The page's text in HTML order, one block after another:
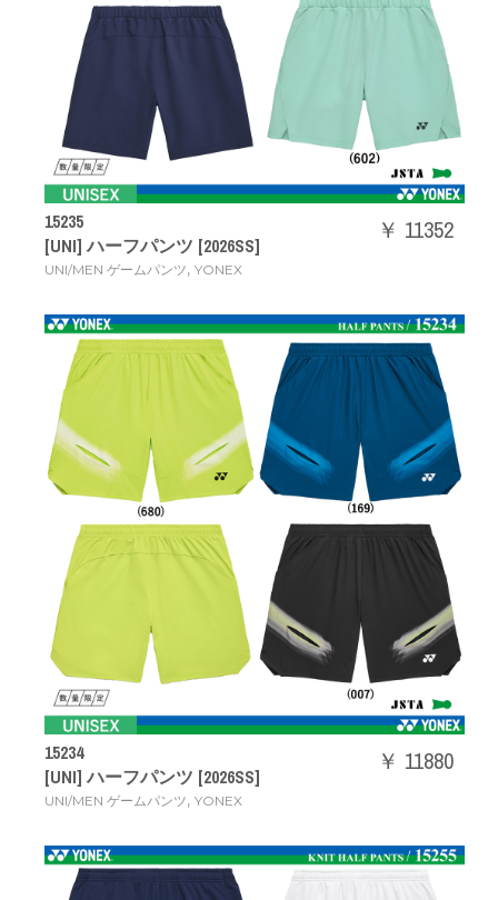
15235
[UNI] ハーフパンツ [2026SS]
UNI/MEN ゲームパンツ, YONEX
￥ 11352
15234
[UNI] ハーフパンツ [2026SS]
UNI/MEN ゲームパンツ, YONEX
￥ 11880